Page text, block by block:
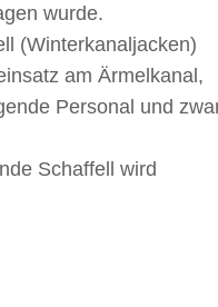
wurde.
(Winterkanaljacken)
am Ärmelkanal,
Personal und
Schaffell wird